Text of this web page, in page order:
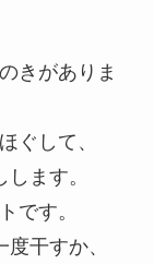
きがありま
ぐして、
ます。
です。
干すか、